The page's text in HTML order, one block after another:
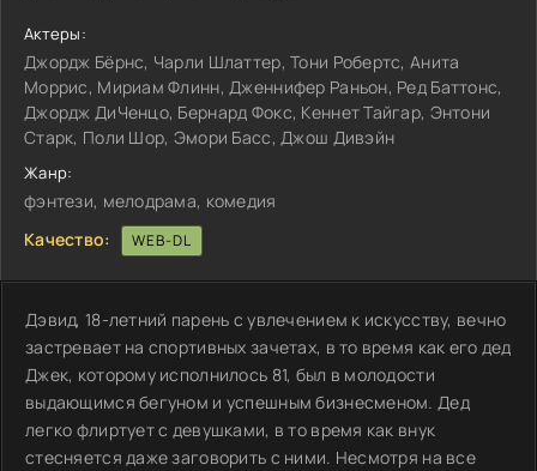
Актеры:
Джордж Бёрнс, Чарли Шлаттер, Тони Робертс, Анита
Моррис, Мириам Флинн, Дженнифер Раньон, Ред Баттонс,
Джордж ДиЧенцо, Бернард Фокс, Кеннет Тайгар, Энтони
Старк, Поли Шор, Эмори Басс, Джош Дивэйн
Жанр:
фэнтези, мелодрама, комедия
Качество:
WEB-DL
Дэвид, 18-летний парень с увлечением к искусству, вечно
застревает на спортивных зачетах, в то время как его дед
Джек, которому исполнилось 81, был в молодости
выдающимся бегуном и успешным бизнесменом. Дед
легко флиртует с девушками, в то время как внук
стесняется даже заговорить с ними. Несмотря на все